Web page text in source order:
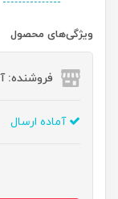
ویژگی‌های محصول
فروشنده:
آماده ارسال